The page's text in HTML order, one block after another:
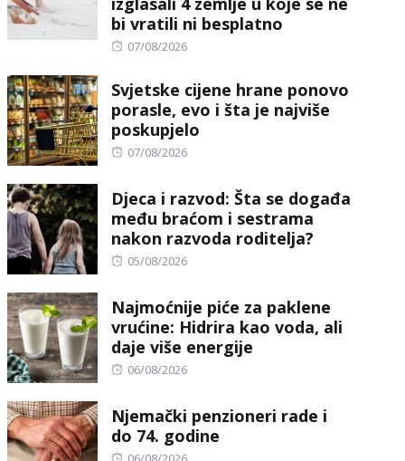
bi vratili ni besplatno
Posted
07/08/2026
Svjetske cijene hrane ponovo
porasle, evo i šta je najviše
poskupjelo
Posted
07/08/2026
Djeca i razvod: Šta se događa
među braćom i sestrama
nakon razvoda roditelja?
Posted
05/08/2026
Najmoćnije piće za paklene
vrućine: Hidrira kao voda, ali
daje više energije
Posted
06/08/2026
Njemački penzioneri rade i
do 74. godine
Posted